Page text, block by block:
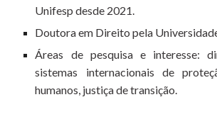
Unifesp desde 2021.
Doutora em Direito pela Universidade
Áreas de pesquisa e interesse:
sistemas internacionais de
humanos, justiça de transição.